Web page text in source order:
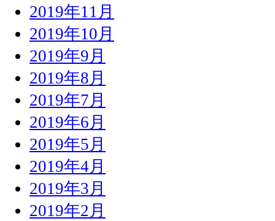
2019年11月
2019年10月
2019年9月
2019年8月
2019年7月
2019年6月
2019年5月
2019年4月
2019年3月
2019年2月